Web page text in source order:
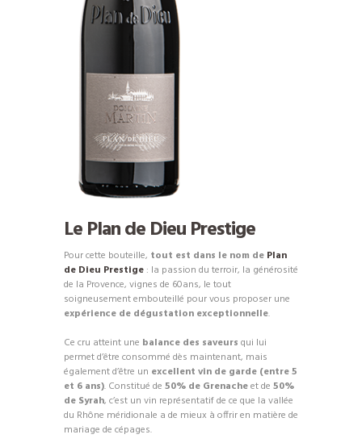
Le Plan de Dieu Prestige
Pour cette bouteille, tout est dans le nom de Plan
de Dieu Prestige : la passion du terroir, la générosité
de la Provence, vignes de 60ans, le tout
soigneusement embouteillé pour vous proposer une
expérience de dégustation exceptionnelle.
Ce cru atteint une balance des saveurs qui lui
permet d’être consommé dès maintenant, mais
également d’être un excellent vin de garde (entre 5
et 6 ans). Constitué de 50% de Grenacheet de 50%
de Syrah, c’est un vin représentatif de ce que la vallée
du Rhône méridionale a de mieux à offrir en matière de
mariage de cépages.